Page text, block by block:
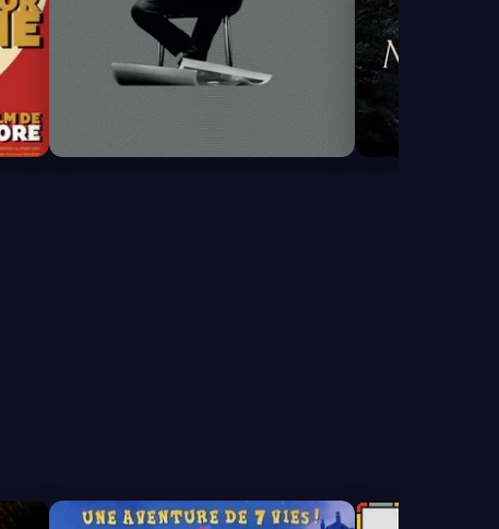
6.8